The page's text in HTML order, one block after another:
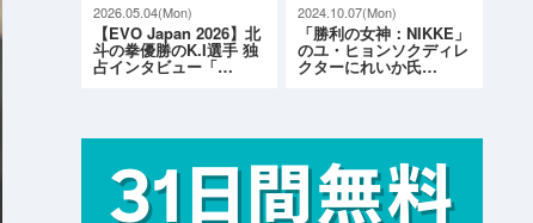
2026.05.04(Mon)
【EVO Japan 2026】北
斗の拳優勝のK.I選手 独
占インタビュー「…
2024.10.07(Mon)
「勝利の女神：NIKKE」
のユ・ヒョンソクディレ
クターにれいか氏…